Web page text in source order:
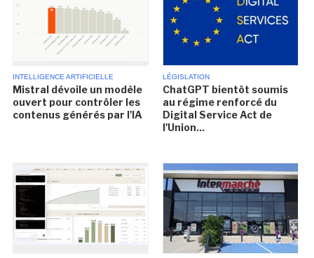
INTELLIGENCE ARTIFICIELLE
Mistral dévoile un modèle
ouvert pour contrôler les
contenus générés par l'IA
LÉGISLATION
ChatGPT bientôt soumis
au régime renforcé du
Digital Service Act de
l'Union...